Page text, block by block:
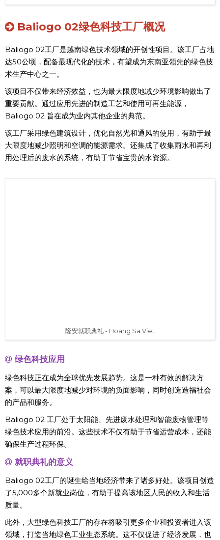
Baliogo 02绿色科技工厂概况
Baliogo 02工厂是越南绿色技术领域的开创性项目。该工厂占地
达50公顷，配备最现代化的技术，有望成为东南亚领先的绿色技
术生产中心之一。
该项目不仅带来经济效益，也为最大限度地减少环境影响做出了
重要贡献。通过应用先进的制造工艺和使用可再生能源，
Baliogo 02 旨在成为业内其他企业的典范。
该工厂采用绿色建筑设计，优化自然光和通风的使用，有助于最
大限度地减少照明和空调的能源需求。还集成了收集雨水和再利
用处理后的废水的系统，有助于节省宝贵的水资源。
隆安就职典礼 - Hoang Sa Viet
绿色科技应用
绿色科技正在成为全球优先发展趋势。这是一种有效的解决方
案，可以最大限度地减少对环境的负面影响，同时创造造福社会
的产品和服务。
Baliogo 02 工厂处于太阳能、先进废水处理和智能废物管理等
绿色技术应用的前沿。这些技术不仅有助于节省运营成本，还能
确保生产过程环保。
就职典礼的意义
Baliogo 02工厂的诞生给当地经济带来了诸多好处。该项目创造
了5,000多个新就业岗位，有助于提高该地区人民的收入和生活
质量。
此外，大型绿色科技工厂的存在将吸引更多企业和投资者进入该
领域，打造当地绿色工业生态系统。这不仅促进了经济发展，也